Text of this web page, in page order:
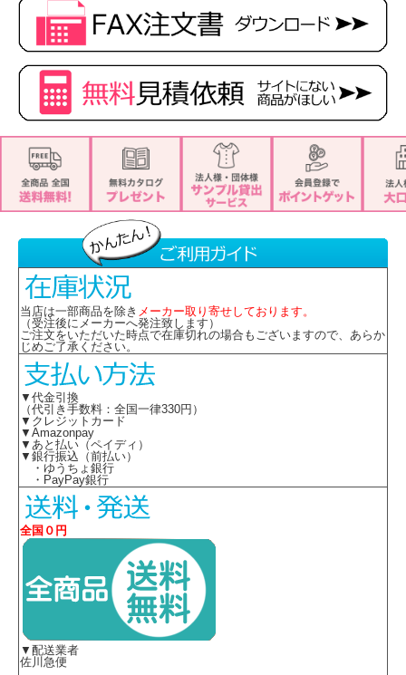
■スカート部分
・マニフィーレアムンゼン
・ポリエステル100%
特徴
・ホームクリーニング
・名札付ポケット付
・生地厚5
※取り寄せ商品、在庫有無、納期後日連絡
★ 関連シリーズを全て見る
当店は一部商品を除き メーカー取り寄せしております。
（受注後にメーカーへ発注致します）
ご注文をいただいた時点で在庫切れの場合もございますので、あらか
じめご了承ください。
▼代金引換
（代引き手数料：全国一律330円）
▼クレジットカード
▼Amazonpay
▼あと払い（ペイディ）
▼銀行振込（前払い）
・ゆうちょ銀行
・PayPay銀行
全国０円
▼配送業者
佐川急便